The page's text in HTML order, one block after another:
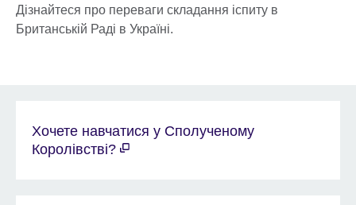
Дізнайтеся про переваги складання іспиту в
Британській Раді в Україні.
Хочете навчатися у Сполученому
Королівстві?